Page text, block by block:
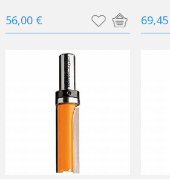
56,00 €